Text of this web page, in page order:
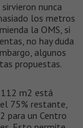
nunca
los metros
la OMS, si
no hay duda
algunos
propuestas.
m2 está
75% restante,
para un Centro